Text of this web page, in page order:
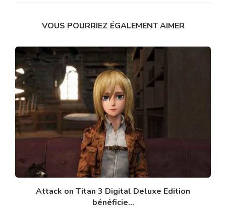
VOUS POURRIEZ ÉGALEMENT AIMER
Attack on Titan 3 Digital Deluxe Edition
bénéficie...